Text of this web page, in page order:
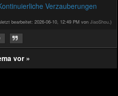
Verzauberungen
bearbeitet: 2026-06-10, 12:49 PM von JiaoShou.)
vor»